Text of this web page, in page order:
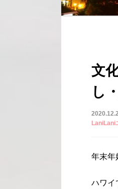
文
し
LaniLani
年末年
ハワイ